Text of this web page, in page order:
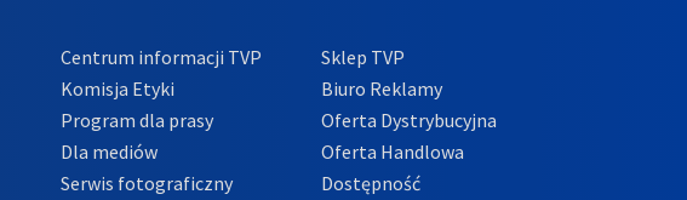
Centrum informacji TVP
Komisja Etyki
Program dla prasy
Dla mediów
Serwis fotograficzny
Sklep TVP
Biuro Reklamy
Oferta Dystrybucyjna
Oferta Handlowa
Dostępność